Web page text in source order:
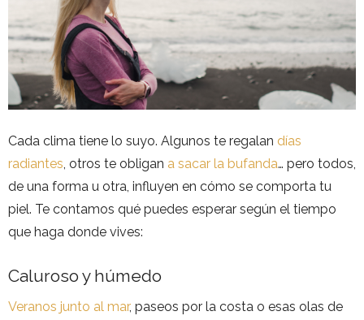
Cada clima tiene lo suyo. Algunos te regalan días
radiantes, otros te obligan a sacar la bufanda… pero todos,
de una forma u otra, influyen en cómo se comporta tu
piel. Te contamos qué puedes esperar según el tiempo
que haga donde vives:
Caluroso y húmedo
Veranos junto al mar, paseos por la costa o esas olas de